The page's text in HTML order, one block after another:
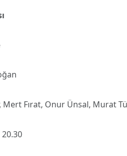
Mert Fırat, Onur Ünsal, Murat
20.30